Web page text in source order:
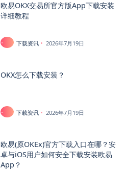
欧易OKX交易所官方版App下载安装
详细教程
下载资讯 2026年7月19日
OKX怎么下载安装？
下载资讯 2026年7月19日
欧易(原OKEx)官方下载入口在哪？安
卓与iOS用户如何安全下载安装欧易
App？